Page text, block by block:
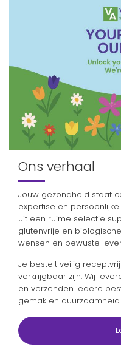
Ons verhaal
Jouw gezondheid staat
expertise en
uit een ruime selectie
glutenvrije en
wensen en bewuste
Je bestelt veilig
verkrijgbaar zijn. Wij
en verzenden iedere
gemak en